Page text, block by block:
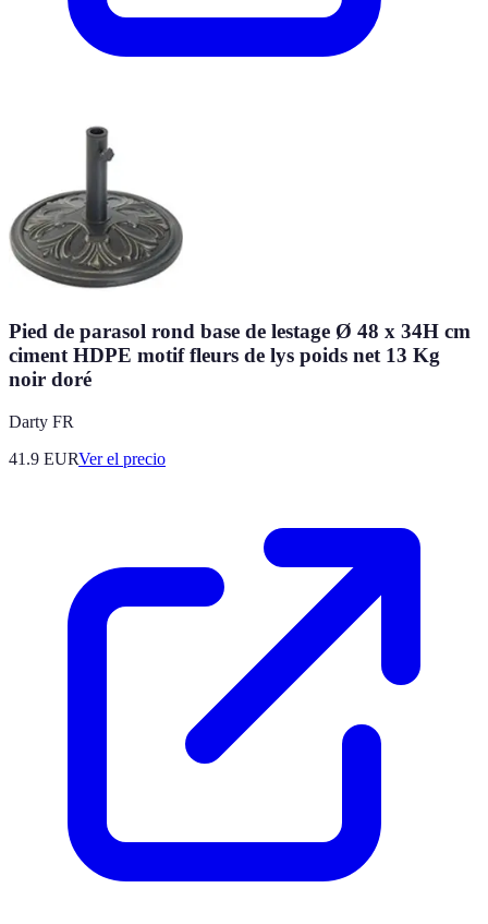
Pied de parasol rond base de lestage Ø 48 x 34H cm
ciment HDPE motif fleurs de lys poids net 13 Kg
noir doré
Darty FR
41.9 EURVer el precio